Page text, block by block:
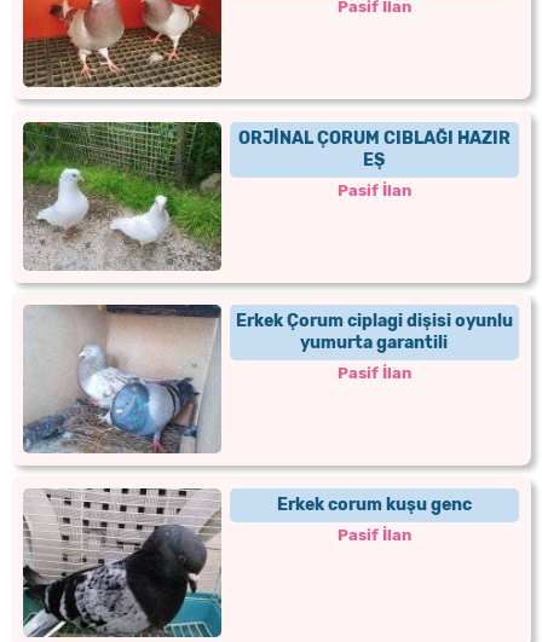
Pasif İlan
ORJİNAL ÇORUM CIBLAĞI HAZIR
EŞ
Pasif İlan
Erkek Çorum ciplagi dişisi oyunlu
yumurta garantili
Pasif İlan
Erkek corum kuşu genc
Pasif İlan